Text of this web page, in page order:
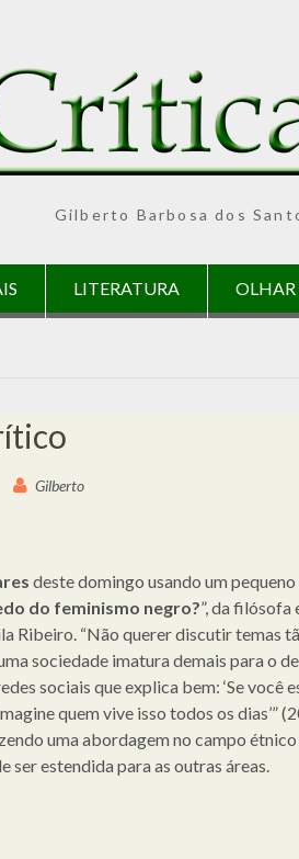
Gilberto Barbosa dos
LITERATURA
Gilberto
deste domingo usando um
do feminismo negro?”, da
Ribeiro. “Não querer discutir temas
sociedade imatura demais para o
sociais que explica bem: ‘Se você
quem vive isso todos os dias’”
uma abordagem no campo étnico
ser estendida para as outras áreas.